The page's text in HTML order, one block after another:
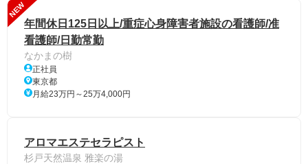
NEW
年間休日125日以上/重症心身障害者施設の看護師/准
看護師/日勤常勤
なかまの樹
正社員
東京都
月給23万円～25万4,000円
アロマエステセラピスト
杉戸天然温泉 雅楽の湯